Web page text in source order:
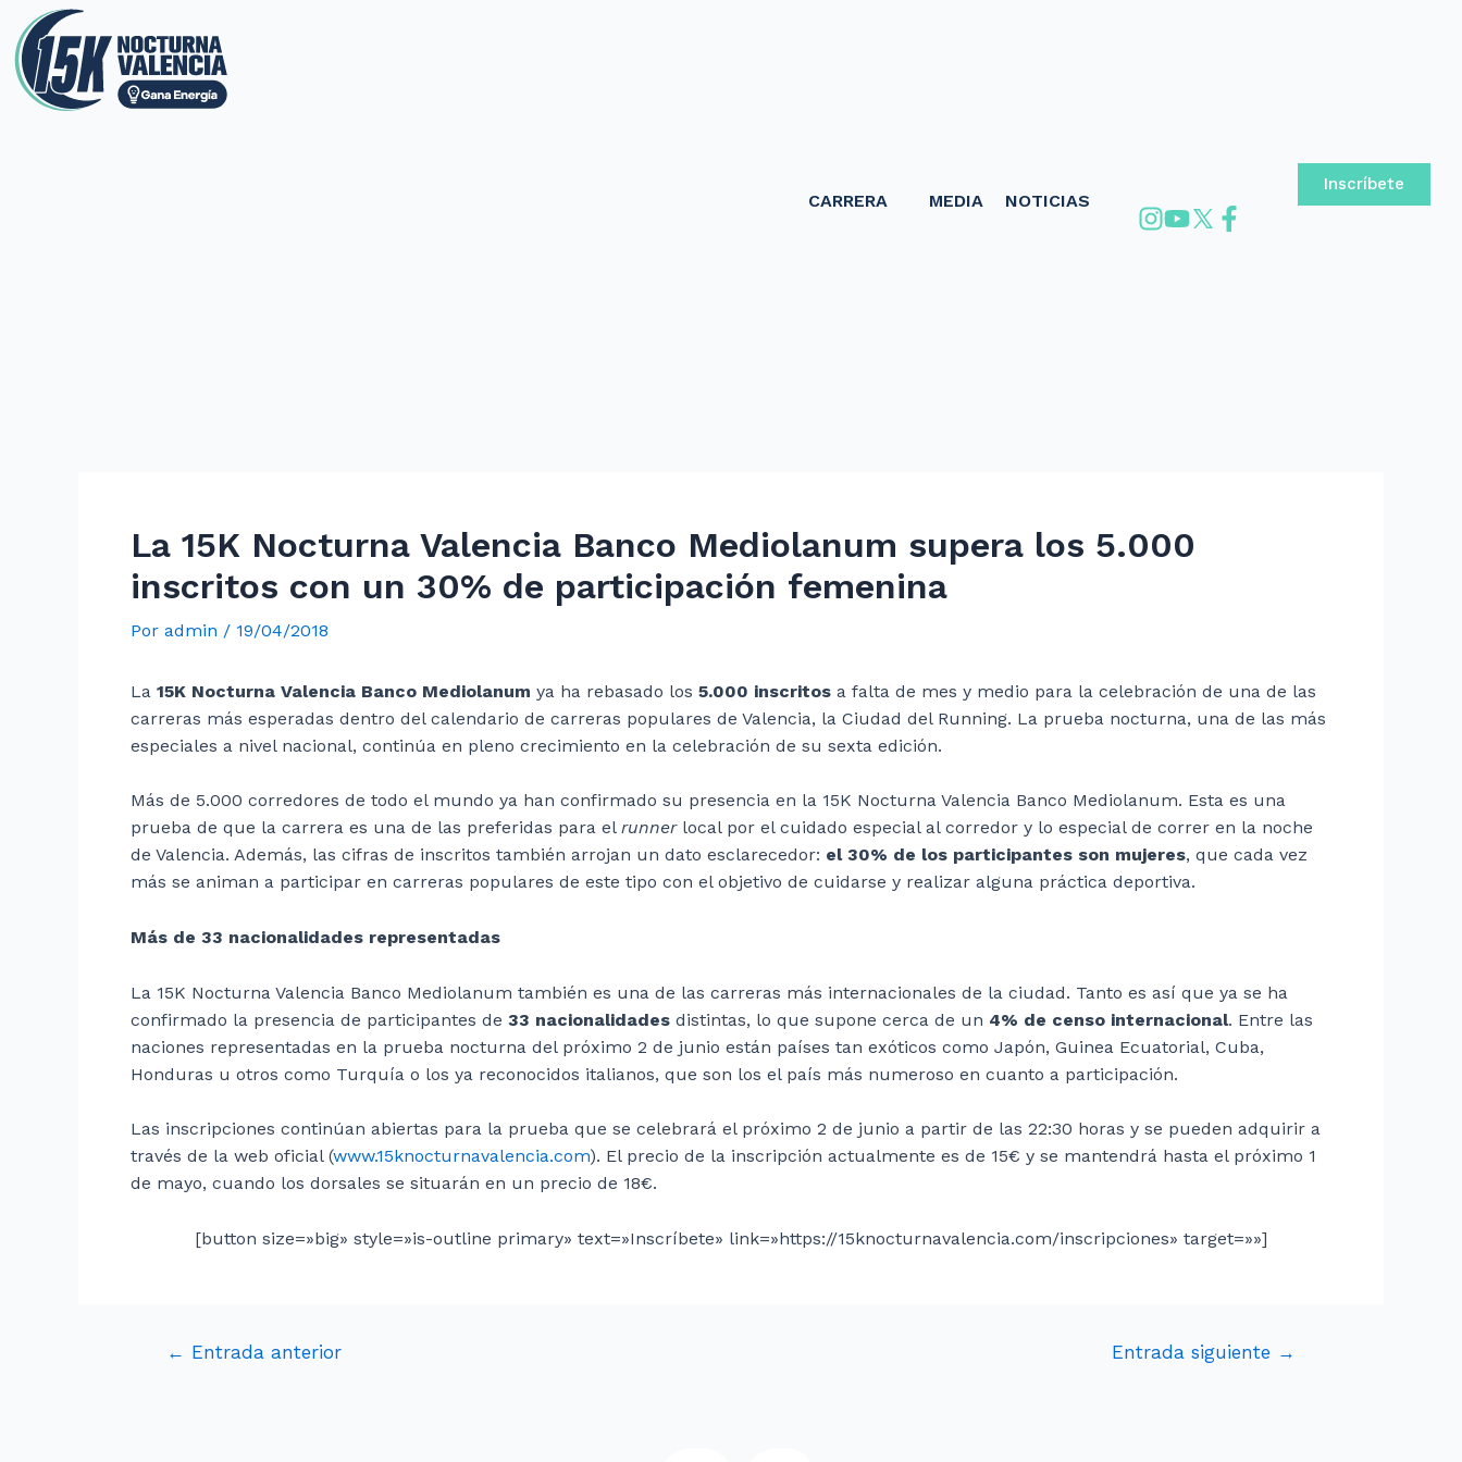
CARRERA MEDIA NOTICIAS
Inscríbete
La 15K Nocturna Valencia Banco Mediolanum supera los 5.000
inscritos con un 30% de participación femenina
Por admin / 19/04/2018
La 15K Nocturna Valencia Banco Mediolanum ya ha rebasado los 5.000 inscritos a falta de mes y medio para la celebración de una de las
carreras más esperadas dentro del calendario de carreras populares de Valencia, la Ciudad del Running. La prueba nocturna, una de las más
especiales a nivel nacional, continúa en pleno crecimiento en la celebración de su sexta edición.
Más de 5.000 corredores de todo el mundo ya han confirmado su presencia en la 15K Nocturna Valencia Banco Mediolanum. Esta es una
prueba de que la carrera es una de las preferidas para el runner local por el cuidado especial al corredor y lo especial de correr en la noche
de Valencia. Además, las cifras de inscritos también arrojan un dato esclarecedor: el 30% de los participantes son mujeres, que cada vez
más se animan a participar en carreras populares de este tipo con el objetivo de cuidarse y realizar alguna práctica deportiva.
Más de 33 nacionalidades representadas
La 15K Nocturna Valencia Banco Mediolanum también es una de las carreras más internacionales de la ciudad. Tanto es así que ya se ha
confirmado la presencia de participantes de 33 nacionalidades distintas, lo que supone cerca de un 4% de censo internacional. Entre las
naciones representadas en la prueba nocturna del próximo 2 de junio están países tan exóticos como Japón, Guinea Ecuatorial, Cuba,
Honduras u otros como Turquía o los ya reconocidos italianos, que son los el país más numeroso en cuanto a participación.
Las inscripciones continúan abiertas para la prueba que se celebrará el próximo 2 de junio a partir de las 22:30 horas y se pueden adquirir a
través de la web oficial (www.15knocturnavalencia.com). El precio de la inscripción actualmente es de 15€ y se mantendrá hasta el próximo 1
de mayo, cuando los dorsales se situarán en un precio de 18€.
[button size=»big» style=»is-outline primary» text=»Inscríbete» link=»https://15knocturnavalencia.com/inscripciones» target=»»]
← Entrada anterior Entrada siguiente →